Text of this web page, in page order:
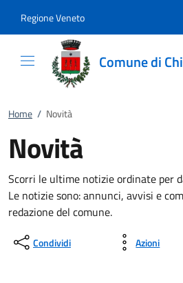
Regione Veneto
Comune di
Home / Novità
Novità
Scorri le ultime notizie ordinate per
Le notizie sono: annunci, avvisi e
redazione del comune.
Condividi Azioni